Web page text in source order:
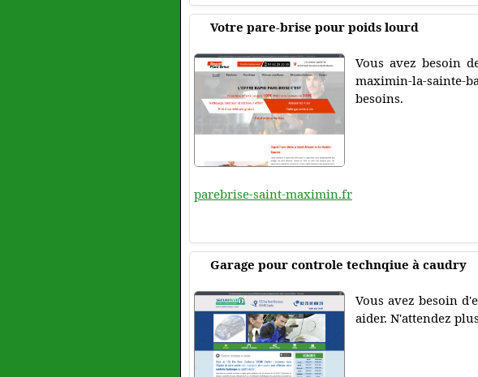
Votre pare-brise pour poids lourd
Vous avez besoin
maximin-la-sainte-
besoins.
parebrise-saint-maximin.fr
Garage pour controle technqiue à caudry
Vous avez besoin
aider. N'attendez